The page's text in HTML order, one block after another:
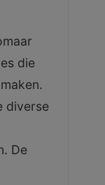
die
diverse
De